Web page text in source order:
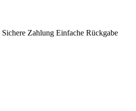
Sichere Zahlung Einfache Rückgabe